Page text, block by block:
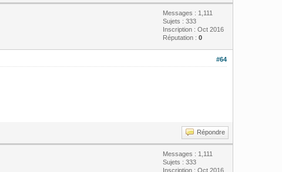
Messages : 1,111
Sujets : 333
Inscription : Oct 2016
Réputation : 0
#64
Répondre
Messages : 1,111
Sujets : 333
Inscription : Oct 2016